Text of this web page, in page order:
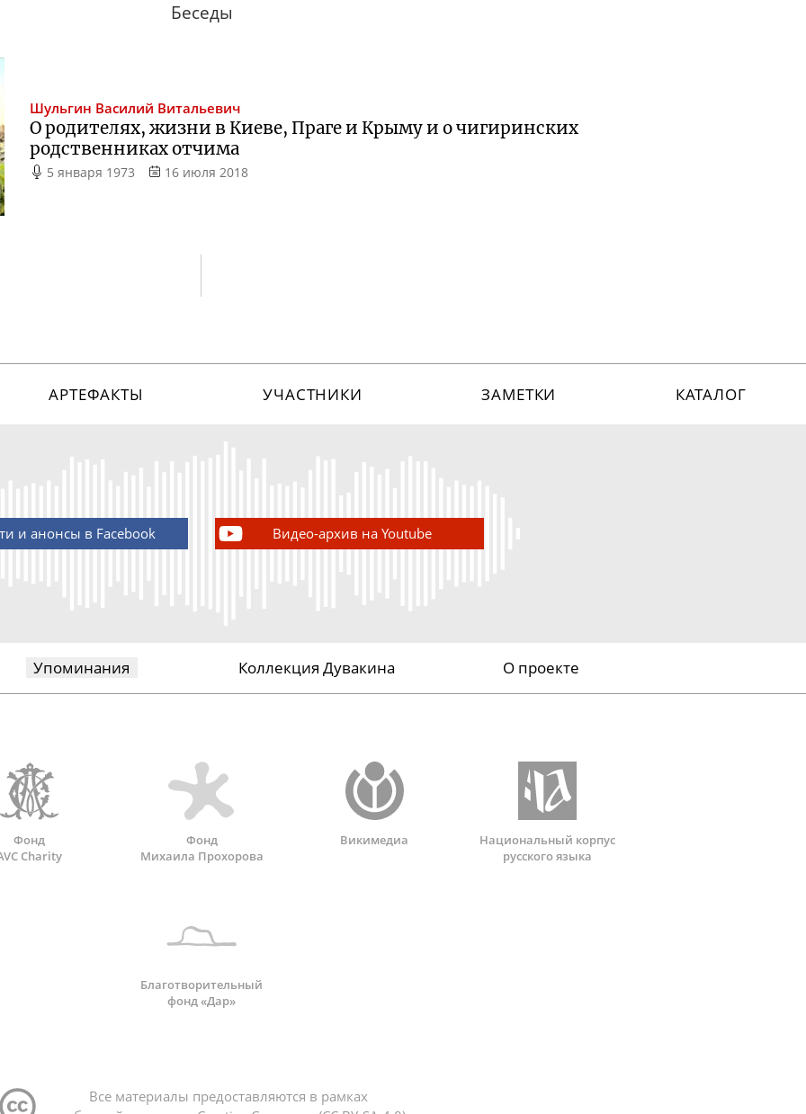
Беседы
Шульгин Василий Витальевич
О родителях, жизни в Киеве, Праге и Крыму и о чигиринских
родственниках отчима
5 января 1973 16 июля 2018
АРТЕФАКТЫ УЧАСТНИКИ ЗАМЕТКИ КАТАЛОГ
и анонсы в Facebook Видео-архив на Youtube
Упоминания Коллекция Дувакина О проекте
Фонд
Charity
Фонд
Михаила Прохорова
Викимедиа
Национальный корпус
русского языка
Благотворительный
фонд «Дар»
Все материалы предоставляются в рамках